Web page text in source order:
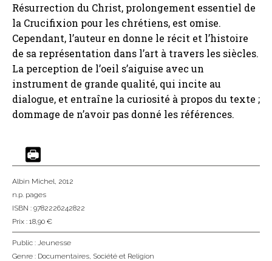
Résurrection du Christ, prolongement essentiel de
la Crucifixion pour les chrétiens, est omise.
Cependant, l’auteur en donne le récit et l’histoire
de sa représentation dans l’art à travers les siècles.
La perception de l’oeil s’aiguise avec un
instrument de grande qualité, qui incite au
dialogue, et entraîne la curiosité à propos du texte ;
dommage de n’avoir pas donné les références.
Albin Michel, 2012
n.p. pages
ISBN : 9782226242822
Prix : 18,90 €
Public : Jeunesse
Genre : Documentaires, Société et Religion